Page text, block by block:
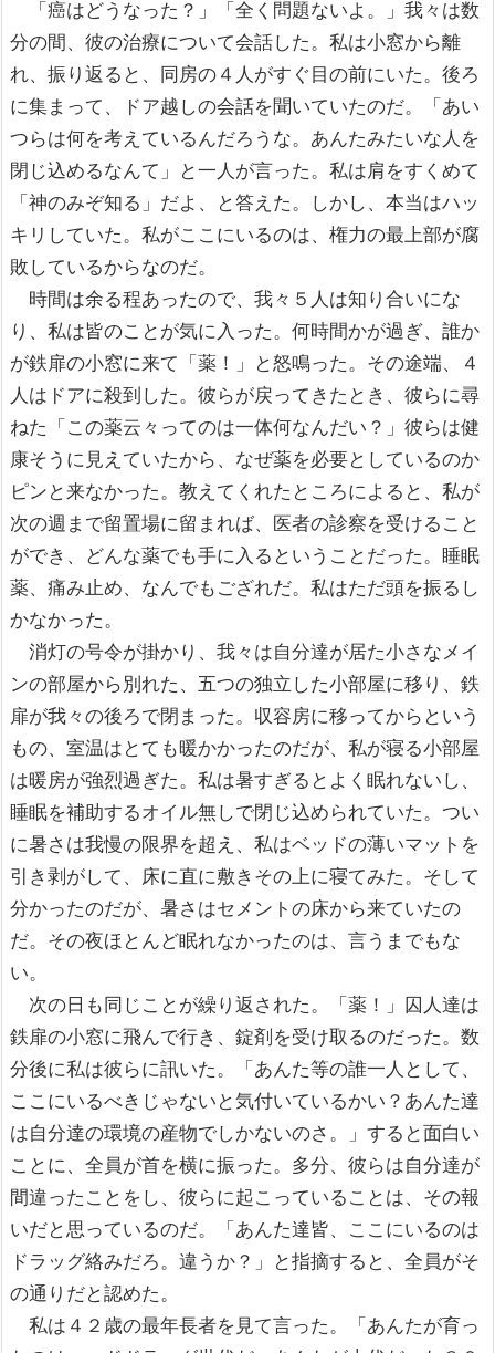
「癌はどうなった？」「全く問題ないよ。」我々は数
分の間、彼の治療について会話した。私は小窓から離
れ、振り返ると、同房の４人がすぐ目の前にいた。後ろ
に集まって、ドア越しの会話を聞いていたのだ。「あい
つらは何を考えているんだろうな。あんたみたいな人を
閉じ込めるなんて」と一人が言った。私は肩をすくめて
「神のみぞ知る」だよ、と答えた。しかし、本当はハッ
キリしていた。私がここにいるのは、権力の最上部が腐
敗しているからなのだ。
時間は余る程あったので、我々５人は知り合いにな
り、私は皆のことが気に入った。何時間かが過ぎ、誰か
が鉄扉の小窓に来て「薬！」と怒鳴った。その途端、４
人はドアに殺到した。彼らが戻ってきたとき、彼らに尋
ねた「この薬云々ってのは一体何なんだい？」彼らは健
康そうに見えていたから、なぜ薬を必要としているのか
ピンと来なかった。教えてくれたところによると、私が
次の週まで留置場に留まれば、医者の診察を受けること
ができ、どんな薬でも手に入るということだった。睡眠
薬、痛み止め、なんでもござれだ。私はただ頭を振るし
かなかった。
消灯の号令が掛かり、我々は自分達が居た小さなメイ
ンの部屋から別れた、五つの独立した小部屋に移り、鉄
扉が我々の後ろで閉まった。収容房に移ってからという
もの、室温はとても暖かかったのだが、私が寝る小部屋
は暖房が強烈過ぎた。私は暑すぎるとよく眠れないし、
睡眠を補助するオイル無しで閉じ込められていた。つい
に暑さは我慢の限界を超え、私はベッドの薄いマットを
引き剥がして、床に直に敷きその上に寝てみた。そして
分かったのだが、暑さはセメントの床から来ていたの
だ。その夜ほとんど眠れなかったのは、言うまでもな
い。
次の日も同じことが繰り返された。「薬！」囚人達は
鉄扉の小窓に飛んで行き、錠剤を受け取るのだった。数
分後に私は彼らに訊いた。「あんた等の誰一人として、
ここにいるべきじゃないと気付いているかい？あんた達
は自分達の環境の産物でしかないのさ。」すると面白い
ことに、全員が首を横に振った。多分、彼らは自分達が
間違ったことをし、彼らに起こっていることは、その報
いだと思っているのだ。「あんた達皆、ここにいるのは
ドラッグ絡みだろ。違うか？」と指摘すると、全員がそ
の通りだと認めた。
私は４２歳の最年長者を見て言った。「あんたが育っ